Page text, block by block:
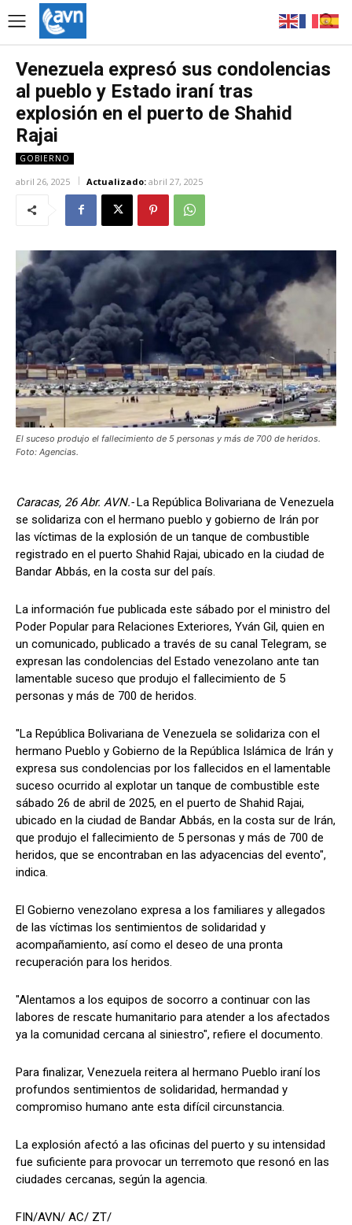
Venezuela expresó sus condolencias
al pueblo y Estado iraní tras
explosión en el puerto de Shahid
Rajai
GOBIERNO
abril 26, 2025 Actualizado: abril 27, 2025
El suceso produjo el fallecimiento de 5 personas y más de 700 de heridos.
Foto: Agencias.
Caracas, 26 Abr. AVN.-La República Bolivariana de Venezuela
se solidariza con el hermano pueblo y gobierno de Irán por
las víctimas de la explosión de un tanque de combustible
registrado en el puerto Shahid Rajai, ubicado en la ciudad de
Bandar Abbás, en la costa sur del país.
La información fue publicada este sábado por el ministro del
Poder Popular para Relaciones Exteriores, Yván Gil, quien en
un comunicado, publicado a través de su canal Telegram, se
expresan las condolencias del Estado venezolano ante tan
lamentable suceso que produjo el fallecimiento de 5
personas y más de 700 de heridos.
"La República Bolivariana de Venezuela se solidariza con el
hermano Pueblo y Gobierno de la República Islámica de Irán y
expresa sus condolencias por los fallecidos en el lamentable
suceso ocurrido al explotar un tanque de combustible este
sábado 26 de abril de 2025, en el puerto de Shahid Rajai,
ubicado en la ciudad de Bandar Abbás, en la costa sur de Irán,
que produjo el fallecimiento de 5 personas y más de 700 de
heridos, que se encontraban en las adyacencias del evento",
indica.
El Gobierno venezolano expresa a los familiares y allegados
de las víctimas los sentimientos de solidaridad y
acompañamiento, así como el deseo de una pronta
recuperación para los heridos.
"Alentamos a los equipos de socorro a continuar con las
labores de rescate humanitario para atender a los afectados
ya la comunidad cercana al siniestro", refiere el documento.
Para finalizar, Venezuela reitera al hermano Pueblo iraní los
profundos sentimientos de solidaridad, hermandad y
compromiso humano ante esta difícil circunstancia.
La explosión afectó a las oficinas del puerto y su intensidad
fue suficiente para provocar un terremoto que resonó en las
ciudades cercanas, según la agencia.
FIN/AVN/ AC/ ZT/